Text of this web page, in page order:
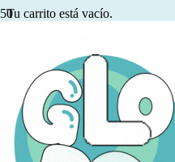
Tu carrito está vacío.